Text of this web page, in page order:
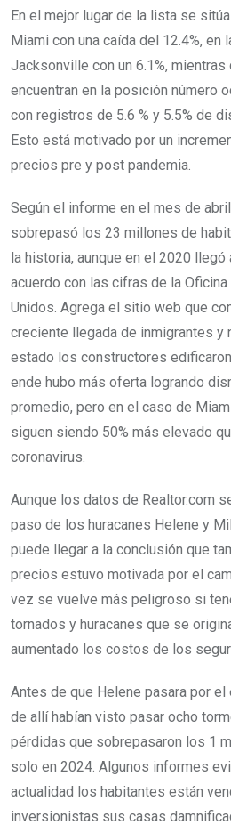
En el mejor lugar de la lista se
Miami con una caída del 12.4%,
Jacksonville con un 6.1%, mientras
encuentran en la posición número
con registros de 5.6 % y 5.5% de
Esto está motivado por un
precios pre y post pandemia.
Según el informe en el mes de
sobrepasó los 23 millones de
la historia, aunque en el 2020
acuerdo con las cifras de la
Unidos. Agrega el sitio web que
creciente llegada de inmigrantes y
estado los constructores
ende hubo más oferta logrando
promedio, pero en el caso de
siguen siendo 50% más elevado
coronavirus.
Aunque los datos de Realtor.com
paso de los huracanes Helene y
puede llegar a la conclusión que
precios estuvo motivada por el
vez se vuelve más peligroso si
tornados y huracanes que se
aumentado los costos de los
Antes de que Helene pasara por
de allí habían visto pasar ocho
pérdidas que sobrepasaron los 1
solo en 2024. Algunos informes
actualidad los habitantes están
inversionistas sus casas